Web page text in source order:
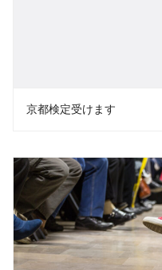
京都検定受けます